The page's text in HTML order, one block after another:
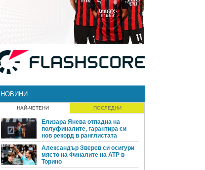
НОВИНИ
НАЙ-ЧЕТЕНИ ПОСЛЕДНИ
Елизара Янева отпадна на
полуфиналите, гарантира си
нов рекорд в ранглистата
Александър Зверев си осигури
място на Финалите на ATP в
Торино